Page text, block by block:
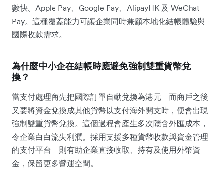
數快、Apple Pay、Google Pay、AlipayHK 及 WeChat
Pay。這種覆蓋能力可讓企業同時兼顧本地化結帳體驗與
國際收款需求。
為什麼中小企在結帳時應避免強制雙重貨幣兌
換？
當支付處理商先把國際訂單自動兌換為港元，而商戶之後
又要將資金兌換成其他貨幣以支付海外開支時，便會出現
強制雙重貨幣兌換。這個過程會產生多次隱含外匯成本，
令企業白白流失利潤。採用支援多種貨幣收款與資金管理
的支付平台，則有助企業直接收取、持有及使用外幣資
金，保留更多營運空間。